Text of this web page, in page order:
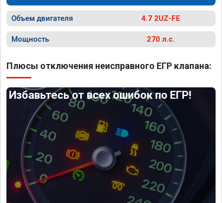
Объем двигателя 4.7 2UZ-FE
Мощность 270 л.с.
Плюсы отключения неисправного ЕГР клапана:
Избавьтесь от всех ошибок по ЕГР!